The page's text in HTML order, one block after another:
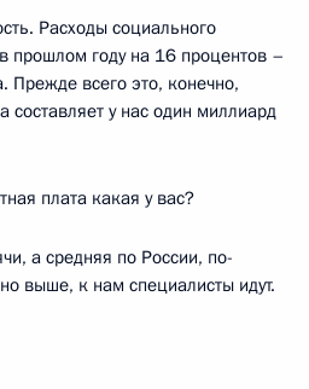
Расходы социального
прошлом году на 16 процентов –
всего это, конечно,
у нас один миллиард
плата какая у вас?
а средняя по России, по-
выше, к нам специалисты идут.